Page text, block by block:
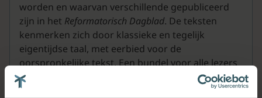
worden en waarvan verschillende gepubliceerd
zijn in het Reformatorisch Dagblad. De teksten
kenmerken zich door klassieke en tegelijk
eigentijdse taal, met eerbied voor de
oorspronkelijke tekst. Een bundel voor alle lezers
die verrast willen worden door psalmen en
lofzangen in mooie, nieuwe woorden.